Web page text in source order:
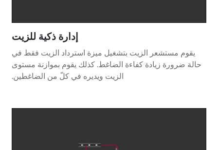
إدارة ذكية للزيت
يقوم مستشعر الزيت بتشغيل ميزة استرداد الزيت فقط في
حالة ضرورة زيادة كفاءة الضاغط. كذلك يقوم بموازنة مستوى
الزيت ويديره في كلّ من الضاغطين.